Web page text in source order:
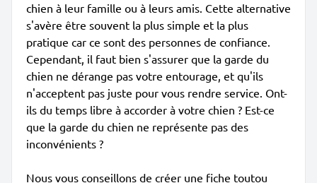
chien à leur famille ou à leurs amis. Cette alternative
s'avère être souvent la plus simple et la plus
pratique car ce sont des personnes de confiance.
Cependant, il faut bien s'assurer que la garde du
chien ne dérange pas votre entourage, et qu'ils
n'acceptent pas juste pour vous rendre service. Ont-
ils du temps libre à accorder à votre chien ? Est-ce
que la garde du chien ne représente pas des
inconvénients ?
Nous vous conseillons de créer une fiche toutou